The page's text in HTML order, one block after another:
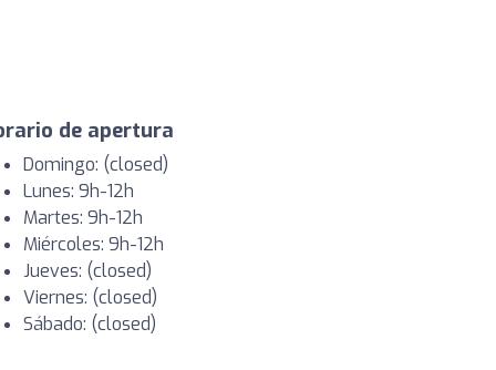
de apertura
Domingo: (closed)
Lunes: 9h-12h
Martes: 9h-12h
Miércoles: 9h-12h
Jueves: (closed)
Viernes: (closed)
Sábado: (closed)